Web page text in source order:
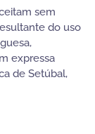
sem
do uso
expressa
de Setúbal,